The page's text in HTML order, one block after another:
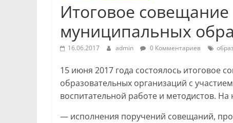
Итоговое
муниципальных
16.06.2017 admin 0 Комментариев
15 июня 2017 года состоялось итоговое
образовательных организаций с
воспитательной работе и методистов.
— исполнения поручений совещаний,